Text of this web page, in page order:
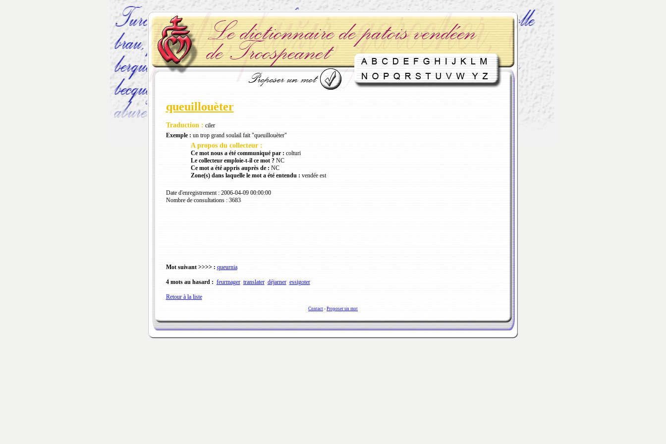
queuillouèter
Traduction : ciler
Exemple : un trop grand soulail fait "queuillouèter"
A propos du collecteur :
Ce mot nous a été communiqué par : colturi
Le collecteur emploie-t-il ce mot ?NC
Ce mot a été appris auprès de : NC
Zone(s) dans laquelle le mot a été entendu : vendée est
Date d'enregistrement : 2006-04-09 00:00:00
Nombre de consultations : 3683
Mot suivant >>>> : queurnia
4 mots au hasard : feurmager translater déjarner essigoter
Retour à la liste
Contact - Proposer un mot